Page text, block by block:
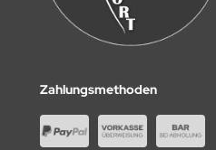
Zahlungsmethoden